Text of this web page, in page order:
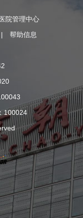
院管理中心
|
帮助信息
100024